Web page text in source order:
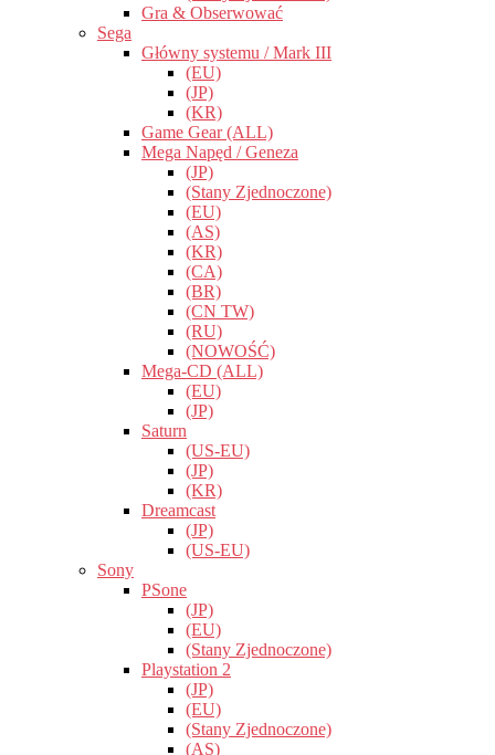
Gra & Obserwować
Sega
Główny systemu / Mark III
(EU)
(JP)
(KR)
Game Gear (ALL)
Mega Napęd / Geneza
(JP)
(Stany Zjednoczone)
(EU)
(AS)
(KR)
(CA)
(BR)
(CN TW)
(RU)
(NOWOŚĆ)
Mega-CD (ALL)
(EU)
(JP)
Saturn
(US-EU)
(JP)
(KR)
Dreamcast
(JP)
(US-EU)
Sony
PSone
(JP)
(EU)
(Stany Zjednoczone)
Playstation 2
(JP)
(EU)
(Stany Zjednoczone)
(AS)